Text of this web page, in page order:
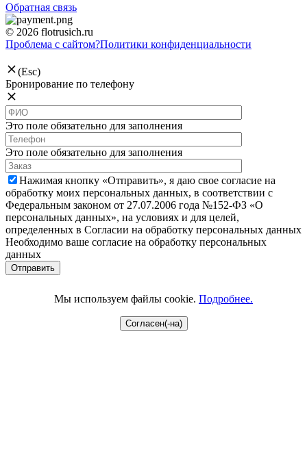
Обратная связь
© 2026 flotrusich.ru
Проблема с сайтом?Политики конфиденциальности
(Esc)
Бронирование по телефону
Это поле обязательно для заполнения
Это поле обязательно для заполнения
Нажимая кнопку «Отправить», я даю свое согласие на
обработку моих персональных данных, в соответствии с
Федеральным законом от 27.07.2006 года №152-ФЗ «О
персональных данных», на условиях и для целей,
определенных в Согласии на обработку персональных данных
Необходимо ваше согласие на обработку персональных
данных
Мы используем файлы cookie. Подробнее.
Согласен(-на)